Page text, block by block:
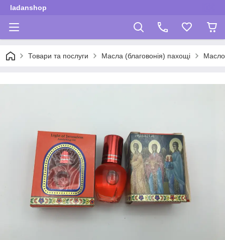
ladanshop
Товари та послуги Масла (благовонія) пахощі